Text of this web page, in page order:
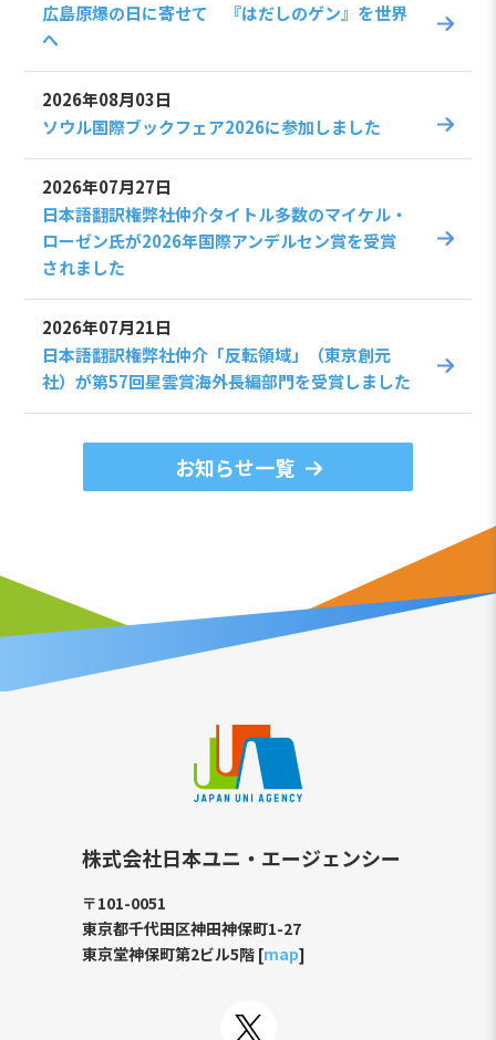
広島原爆の日に寄せて 『はだしのゲン』を世界
へ
2026年08月03日
ソウル国際ブックフェア2026に参加しました
2026年07月27日
日本語翻訳権弊社仲介タイトル多数のマイケル・
ローゼン氏が2026年国際アンデルセン賞を受賞
されました
2026年07月21日
日本語翻訳権弊社仲介「反転領域」（東京創元
社）が第57回星雲賞海外長編部門を受賞しました
お知らせ一覧
株式会社日本ユニ・エージェンシー
〒101-0051
東京都千代田区神田神保町1-27
東京堂神保町第2ビル5階 [map]